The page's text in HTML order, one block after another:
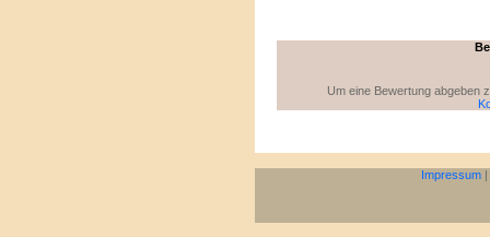
Um eine Bewertung abgeben
Impressum |